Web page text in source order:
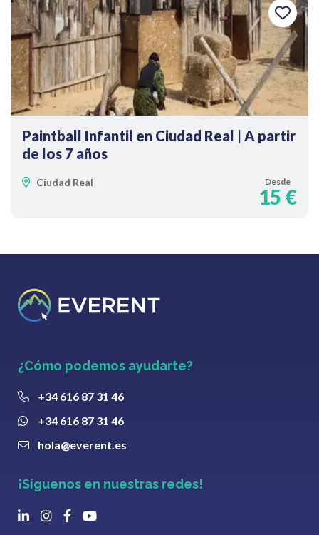
Paintball Infantil en Ciudad Real | A partir
de los 7 años
Ciudad Real Desde
15 €
¿Cómo podemos ayudarte?
+34 616 87 31 46
+34 616 87 31 46
hola@everent.es
¡Síguenos en nuestras redes!